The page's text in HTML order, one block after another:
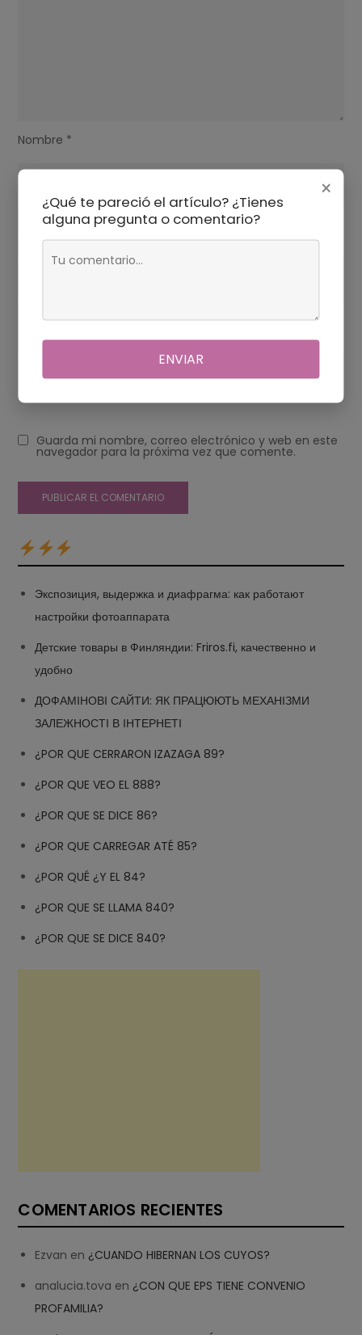
Nombre *
Guarda mi nombre, correo electrónico y web en este
navegador para la próxima vez que comente.
Экспозиция, выдержка и диафрагма: как работают
настройки фотоаппарата
Детские товары в Финляндии: Friros.fi, качественно и
удобно
ДОФАМІНОВІ САЙТИ: ЯК ПРАЦЮЮТЬ МЕХАНІЗМИ
ЗАЛЕЖНОСТІ В ІНТЕРНЕТІ
¿POR QUE CERRARON IZAZAGA 89?
¿POR QUE VEO EL 888?
¿POR QUE SE DICE 86?
¿POR QUE CARREGAR ATÉ 85?
¿POR QUÉ ¿Y EL 84?
¿POR QUE SE LLAMA 840?
¿POR QUE SE DICE 840?
COMENTARIOS RECIENTES
Ezvan en ¿CUANDO HIBERNAN LOS CUYOS?
analucia.tova en ¿CON QUE EPS TIENE CONVENIO
PROFAMILIA?
×
¿Qué te pareció el artículo? ¿Tienes
alguna pregunta o comentario?
ENVIAR